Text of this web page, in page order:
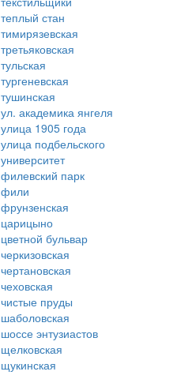
теплый стан
тимирязевская
третьяковская
тульская
тургеневская
тушинская
ул. академика янгеля
улица 1905 года
улица подбельского
университет
филевский парк
фили
фрунзенская
царицыно
цветной бульвар
черкизовская
чертановская
чеховская
чистые пруды
шаболовская
шоссе энтузиастов
щелковская
щукинская